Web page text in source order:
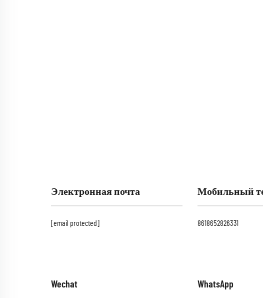
Электронная почта
[email protected]
Мобильный
8618652826331
Wechat WhatsApp